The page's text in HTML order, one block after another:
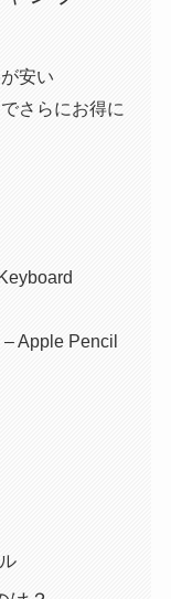
安い
さらにお得に
Apple Pencil